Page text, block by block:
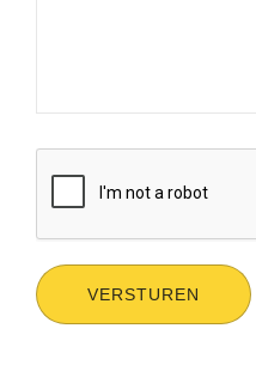
VERSTUREN